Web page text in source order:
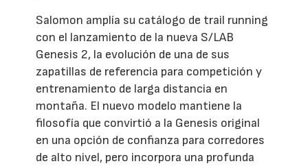
Salomon amplía su catálogo de trail running
con el lanzamiento de la nueva S/LAB
Genesis 2, la evolución de una de sus
zapatillas de referencia para competición y
entrenamiento de larga distancia en
montaña. El nuevo modelo mantiene la
filosofía que convirtió a la Genesis original
en una opción de confianza para corredores
de alto nivel, pero incorpora una profunda